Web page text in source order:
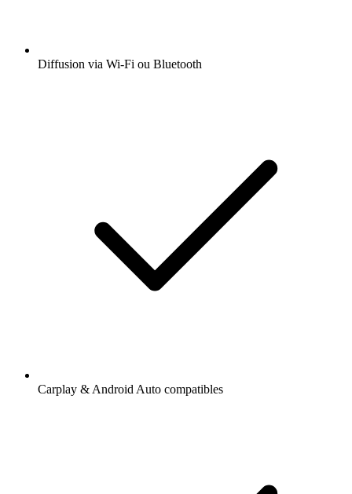
Diffusion via Wi-Fi ou Bluetooth
Carplay & Android Auto compatibles